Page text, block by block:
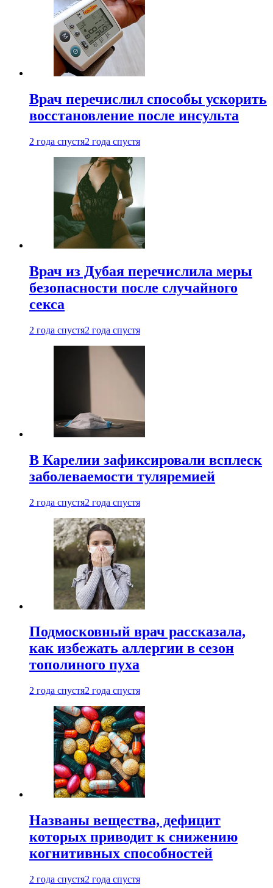
Врач перечислил способы ускорить
восстановление после инсульта
2 года спустя2 года спустя
Врач из Дубая перечислила меры
безопасности после случайного
секса
2 года спустя2 года спустя
В Карелии зафиксировали всплеск
заболеваемости туляремией
2 года спустя2 года спустя
Подмосковный врач рассказала,
как избежать аллергии в сезон
тополиного пуха
2 года спустя2 года спустя
Названы вещества, дефицит
которых приводит к снижению
когнитивных способностей
2 года спустя2 года спустя